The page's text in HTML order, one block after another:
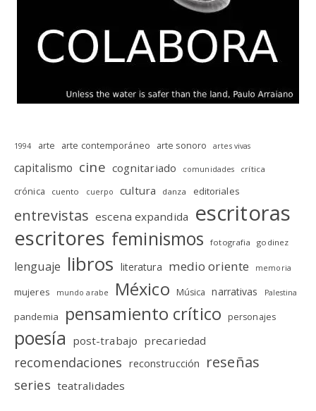
1994 arte arte contemporáneo arte sonoro artes vivas
capitalismo cine cognitariado comunidades crítica
crónica cuento cuerpo cultura danza editoriales
entrevistas escena expandida escritoras
escritores feminismos fotografia godinez
lenguaje libros literatura medio oriente memoria
mujeres mundo arabe México Música narrativas Palestina
pandemia pensamiento crítico personajes
poesía post-trabajo precariedad
recomendaciones reconstrucción reseñas
series teatralidades